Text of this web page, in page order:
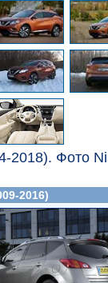
2018). Фото
2016)